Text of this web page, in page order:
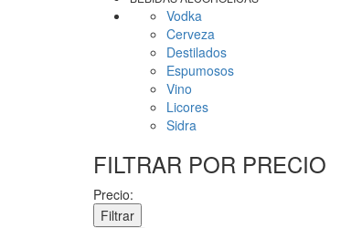
Vodka
Cerveza
Destilados
Espumosos
Vino
Licores
Sidra
FILTRAR POR PRECIO
Precio: